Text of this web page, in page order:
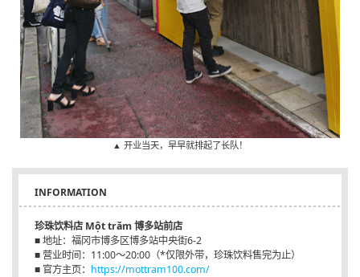
▲ 开业当天，早早就排起了长队！
INFORMATION
珍珠饮料店 Một trăm 博多站前店
■ 地址：福冈市博多区博多站中央街6-2
■ 营业时间：11:00～20:00（*仅限外带，珍珠饮料售完为止）
■ 官方主页： https://mottram100.com/